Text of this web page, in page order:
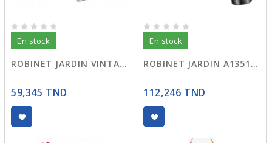
En stock
ROBINET JARDIN VINTAGE CHR 1/2
59,345 TND
En stock
ROBINET JARDIN A13518 NOIR TREFLE
112,246 TND